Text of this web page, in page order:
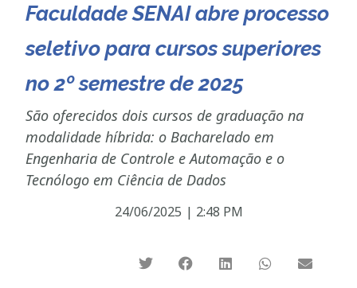
Faculdade SENAI abre processo
seletivo para cursos superiores
no 2º semestre de 2025
São oferecidos dois cursos de graduação na
modalidade híbrida: o Bacharelado em
Engenharia de Controle e Automação e o
Tecnólogo em Ciência de Dados
24/06/2025 | 2:48 PM